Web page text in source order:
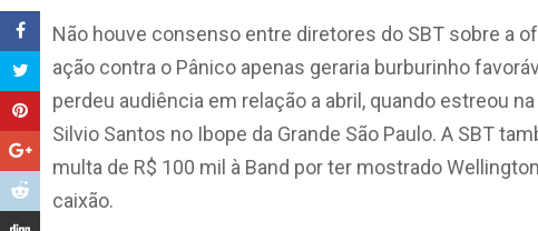
Não houve consenso entre diretores do SBT sobre a
ação contra o Pânico apenas geraria burburinho
perdeu audiência em relação a abril, quando estreou
Silvio Santos no Ibope da Grande São Paulo. A SBT
multa de R$ 100 mil à Band por ter mostrado
caixão.